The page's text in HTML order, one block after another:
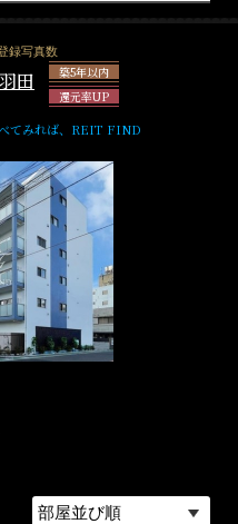
録写真数
田
築5年以内
還元率UP
てみれば、REIT FIND